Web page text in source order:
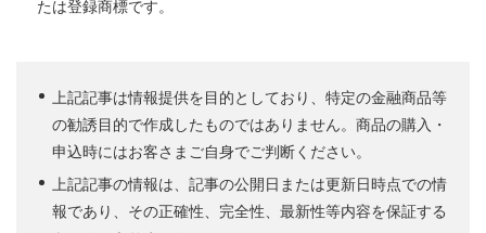
たは登録商標です。
上記記事は情報提供を目的としており、特定の金融商品等
の勧誘目的で作成したものではありません。商品の購入・
申込時にはお客さまご自身でご判断ください。
上記記事の情報は、記事の公開日または更新日時点での情
報であり、その正確性、完全性、最新性等内容を保証する